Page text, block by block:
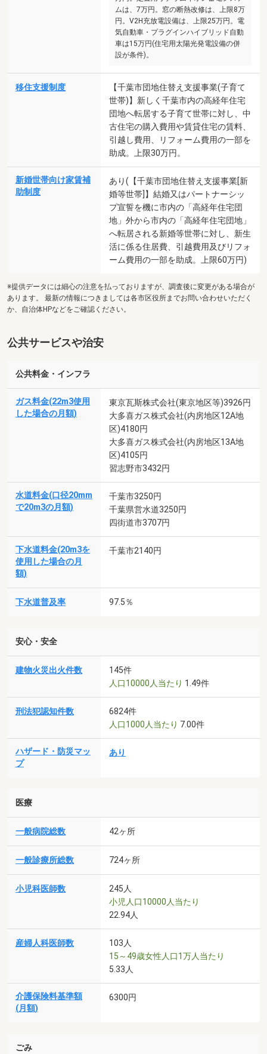
ムは、7万円。窓の断熱改修は、上限8万
円。V2H充放電設備は、上限25万円。電
気自動車・プラグインハイブリッド自動
車は15万円(住宅用太陽光発電設備の併
設が条件)。
移住支援制度
【千葉市団地住替え支援事業(子育て
世帯)】新しく千葉市内の高経年住宅
団地へ転居する子育て世帯に対し、中
古住宅の購入費用や賃貸住宅の賃料、
引越し費用、リフォーム費用の一部を
助成。上限30万円。
新婚世帯向け家賃補
助制度
あり(【千葉市団地住替え支援事業[新
婚等世帯]】結婚又はパートナーシッ
プ宣誓を機に市内の「高経年住宅団
地」外から市内の「高経年住宅団地」
へ転居される新婚等世帯に対し、新生
活に係る住居費、引越費用及びリフォ
ーム費用の一部を助成。上限60万円)
※提供データには細心の注意を払っておりますが、調査後に変更がある場合が
あります。 最新の情報につきましては各市区役所までお問い合わせいただく
か、自治体HPなどをご確認ください。
公共サービスや治安
公共料金・インフラ
ガス料金(22m3使用
した場合の月額)
東京瓦斯株式会社(東京地区等)3926円
大多喜ガス株式会社(内房地区12A地
区)4180円
大多喜ガス株式会社(内房地区13A地
区)4105円
習志野市3432円
水道料金(口径20mm
で20m3の月額)
千葉市3250円
千葉県営水道3250円
四街道市3707円
下水道料金(20m3を
使用した場合の月
額)
千葉市2140円
下水道普及率 97.5％
安心・安全
建物火災出火件数
145件
人口10000人当たり 1.49件
刑法犯認知件数
6824件
人口1000人当たり 7.00件
ハザード・防災マッ
プ
あり
医療
一般病院総数 42ヶ所
一般診療所総数 724ヶ所
小児科医師数
245人
小児人口10000人当たり
22.94人
産婦人科医師数
103人
15～49歳女性人口1万人当たり
5.33人
介護保険料基準額
(月額)
6300円
ごみ